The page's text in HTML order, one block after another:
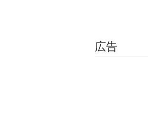
広告